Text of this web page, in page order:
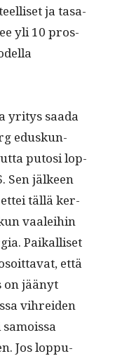
ja tas­a­
yli 10 pros­
yri­tys saa­da
eduskun­
putosi lop­
Sen jäl­keen
ettei täl­lä ker­
vaalei­hin
Paikalliset
että
on jäänyt
vihrei­den
Jos lop­pu­